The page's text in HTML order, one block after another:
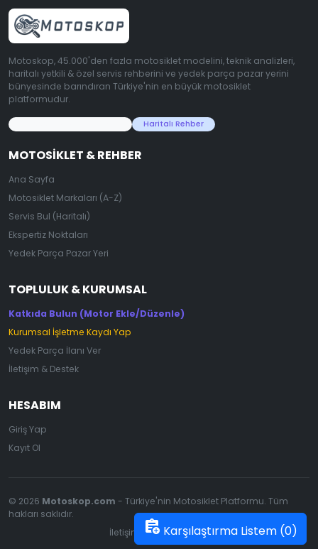
assignment_add Karşılaştırma Listem (0)
Motoskop, 45.000'den fazla motosiklet modelini, teknik analizleri,
haritalı yetkili & özel servis rehberini ve yedek parça pazar yerini
bünyesinde barındıran Türkiye'nin en büyük motosiklet
platformudur.
Haritalı Rehber
MOTOSIKLET & REHBER
Ana Sayfa
Motosiklet Markaları (A-Z)
Servis Bul (Haritalı)
Ekspertiz Noktaları
Yedek Parça Pazar Yeri
TOPLULUK & KURUMSAL
Katkıda Bulun (Motor Ekle/Düzenle)
Kurumsal İşletme Kaydı Yap
Yedek Parça İlanı Ver
İletişim & Destek
HESABIM
Giriş Yap
Kayıt Ol
© 2026 Motoskop.com - Türkiye'nin Motosiklet Platformu. Tüm
hakları saklıdır.
İletişim
Gizlilik Politikası